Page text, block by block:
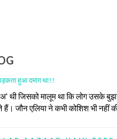
हुआ दमाग़ था!!
थी जिसको मालूम था कि लोग उसके
हैं। जौन एलिया ने कभी कोशिश भी नहीं